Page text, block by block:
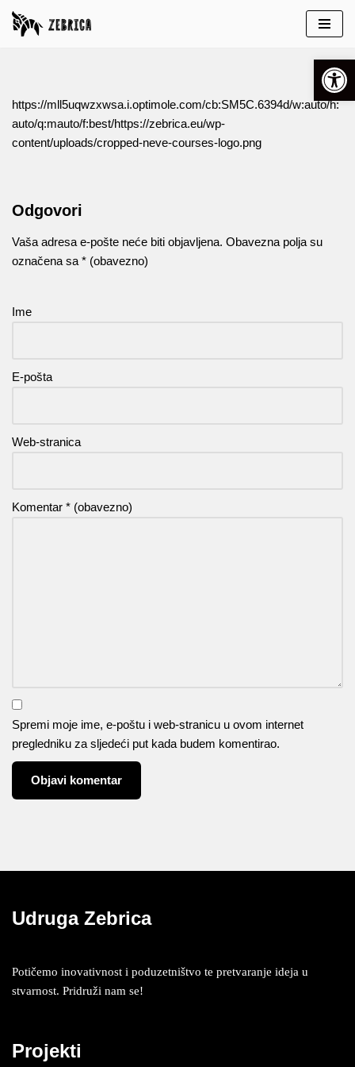
https://mll5uqwzxwsa.i.optimole.com/cb:SM5C.6394d/w:auto/h:
auto/q:mauto/f:best/https://zebrica.eu/wp-
content/uploads/cropped-neve-courses-logo.png
Odgovori
Vaša adresa e-pošte neće biti objavljena. Obavezna polja su
označena sa* (obavezno)
Ime
E-pošta
Web-stranica
Komentar * (obavezno)
Spremi moje ime, e-poštu i web-stranicu u ovom internet
pregledniku za sljedeći put kada budem komentirao.
Udruga Zebrica
Potičemo inovativnost i poduzetništvo te pretvaranje ideja u
stvarnost. Pridruži nam se!
Projekti